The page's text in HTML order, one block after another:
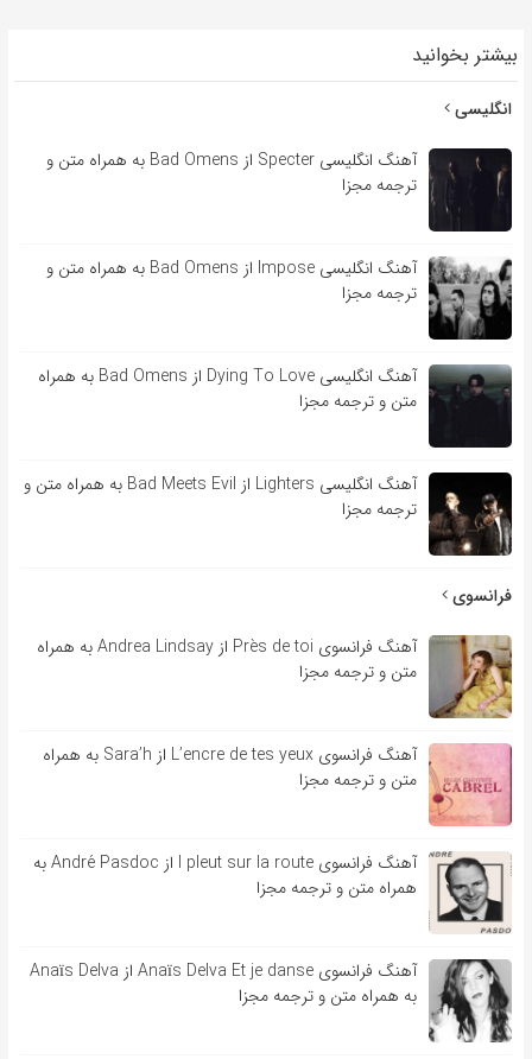
بیشتر بخوانید
انگلیسی
آهنگ انگلیسی Specter از Bad Omens به همراه متن و
ترجمه مجزا
آهنگ انگلیسی Impose از Bad Omens به همراه متن و
ترجمه مجزا
آهنگ انگلیسی Dying To Love از Bad Omens به همراه
متن و ترجمه مجزا
آهنگ انگلیسی Lighters از Bad Meets Evil به همراه متن و
ترجمه مجزا
فرانسوی
آهنگ فرانسوی Près de toi از Andrea Lindsay به همراه
متن و ترجمه مجزا
آهنگ فرانسوی L’encre de tes yeux از Sara’h به همراه
متن و ترجمه مجزا
آهنگ فرانسوی l pleut sur la route از André Pasdoc به
همراه متن و ترجمه مجزا
آهنگ فرانسوی Anaïs Delva Et je danse از Anaïs Delva
به همراه متن و ترجمه مجزا